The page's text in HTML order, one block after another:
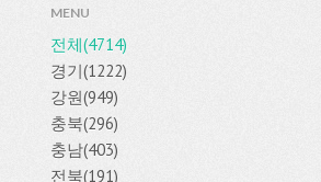
MENU
전체(4714)
경기(1222)
강원(949)
충북(296)
충남(403)
전북(191)